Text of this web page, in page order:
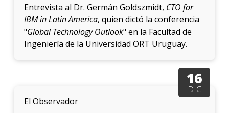
Entrevista al Dr. Germán Goldszmidt, CTO for
IBM in Latin America, quien dictó la conferencia
"Global Technology Outlook" en la Facultad de
Ingeniería de la Universidad ORT Uruguay.
16
DIC
El Observador